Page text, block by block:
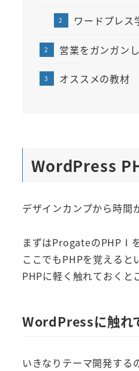
ワードプレ
営業をガンガン
オススメの教材
WordPress
デザインカンプから時間
まずはProgateのPHPⅠを
ここでもPHPを覚えると
PHPに軽く触れておくと
WordPressに触れ
いきなりテーマ開発する